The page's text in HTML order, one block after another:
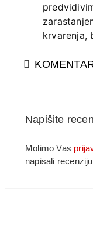
krvarenja,
Glavne
Sacuvajte
Zbog
Napišite
Molimo Vas
napisali